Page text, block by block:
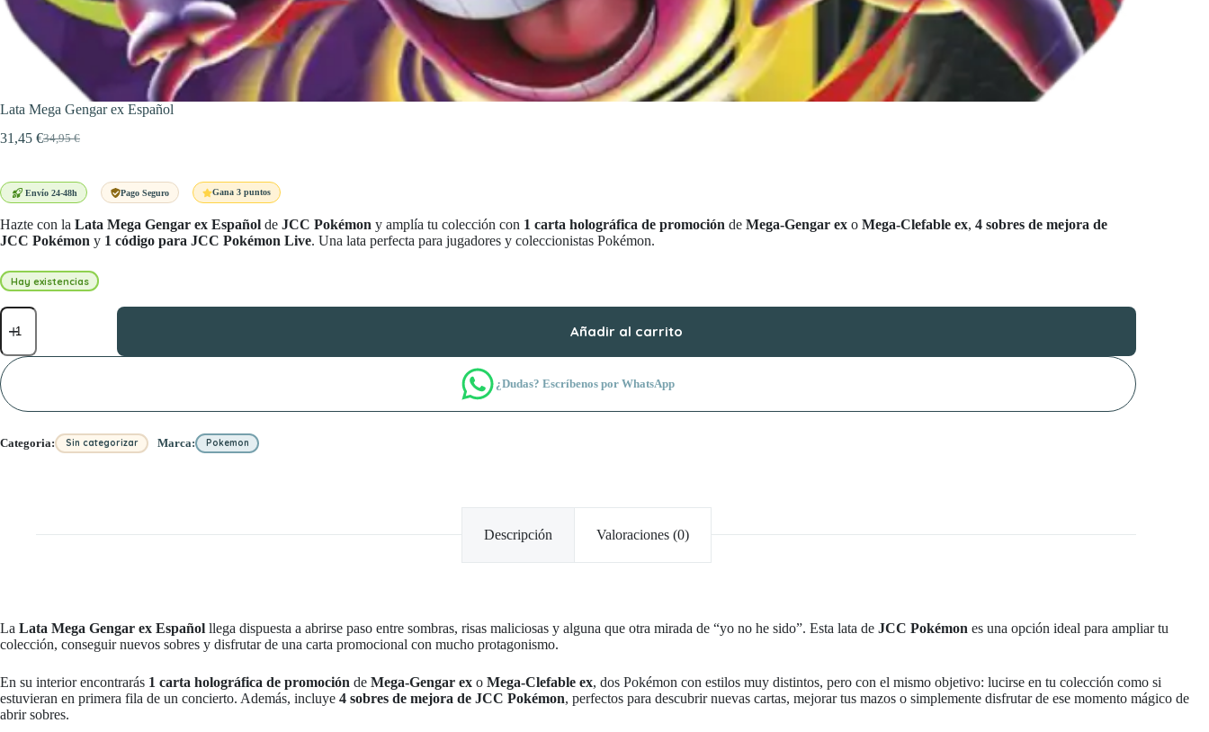
Lata Mega Gengar ex Español
34,95€
El
era:
31,45 €El
es:
Envío 24-48h Pago Seguro Gana 3 puntos
Hazte con la Lata Mega Gengar ex Español de JCC Pokémon y amplía tu colección con 1 carta holográfica de promoción de Mega-Gengar ex o Mega-Clefable ex, 4 sobres de mejora de
JCC Pokémon y 1 código para JCC Pokémon Live. Una lata perfecta para jugadores y coleccionistas Pokémon.
Hay existencias
Lata
Mega
ex
Español
cantidad
Añadir al carrito
¿Dudas? Escríbenos por WhatsApp
Categoria: Sin categorizar Marca: Pokemon
Descripción Valoraciones (0)
La Lata Mega Gengar ex Español llega dispuesta a abrirse paso entre sombras, risas maliciosas y alguna que otra mirada de “yo no he sido”. Esta lata de JCC Pokémon es una opción ideal para ampliar tu
colección, conseguir nuevos sobres y disfrutar de una carta promocional con mucho protagonismo.
En su interior encontrarás 1 carta holográfica de promoción de Mega-Gengar ex o Mega-Clefable ex, dos Pokémon con estilos muy distintos, pero con el mismo objetivo: lucirse en tu colección como si
estuvieran en primera fila de un concierto. Además, incluye 4 sobres de mejora de JCC Pokémon, perfectos para descubrir nuevas cartas, mejorar tus mazos o simplemente disfrutar de ese momento mágico de
abrir sobres.